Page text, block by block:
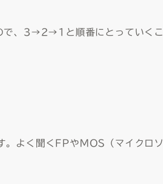
で、3→2→1と順番にとっていくこ
。よく聞くFPやMOS（マイクロソ